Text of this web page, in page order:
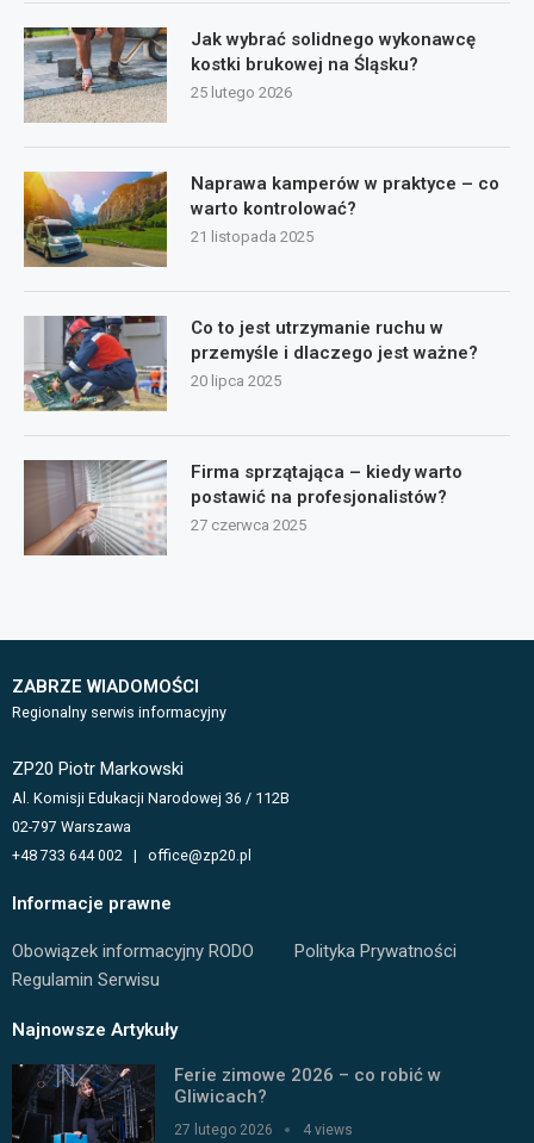
Jak wybrać solidnego wykonawcę
kostki brukowej na Śląsku?
25 lutego 2026
Naprawa kamperów w praktyce – co
warto kontrolować?
21 listopada 2025
Co to jest utrzymanie ruchu w
przemyśle i dlaczego jest ważne?
20 lipca 2025
Firma sprzątająca – kiedy warto
postawić na profesjonalistów?
27 czerwca 2025
ZABRZE WIADOMOŚCI
Regionalny serwis informacyjny
ZP20 Piotr Markowski
Al. Komisji Edukacji Narodowej 36 / 112B
02-797 Warszawa
+48 733 644 002 | office@zp20.pl
Informacje prawne
Obowiązek informacyjny RODO
Polityka Prywatności
Regulamin Serwisu
Najnowsze Artykuły
Ferie zimowe 2026 – co robić w
Gliwicach?
27 lutego 2026 4 views